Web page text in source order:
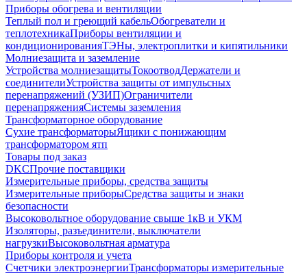
Приборы обогрева и вентиляции
Теплый пол и греющий кабельОбогреватели и
теплотехникаПриборы вентиляции и
кондиционированияТЭНы, электроплитки и кипятильники
Молниезащита и заземление
Устройства молниезащитыТокоотводДержатели и
соединителиУстройства защиты от импульсных
перенапряжений (УЗИП)Ограничители
перенапряженияСистемы заземления
Трансформаторное оборудование
Сухие трансформаторыЯщики с понижающим
трансформатором ятп
Товары под заказ
DKCПрочие поставщики
Измерительные приборы, средства защиты
Измерительные приборыСредства защиты и знаки
безопасности
Высоковольтное оборудование свыше 1кВ и УКМ
Изоляторы, разъединители, выключатели
нагрузкиВысоковольтная арматура
Приборы контроля и учета
Счетчики электроэнергииТрансформаторы измерительные